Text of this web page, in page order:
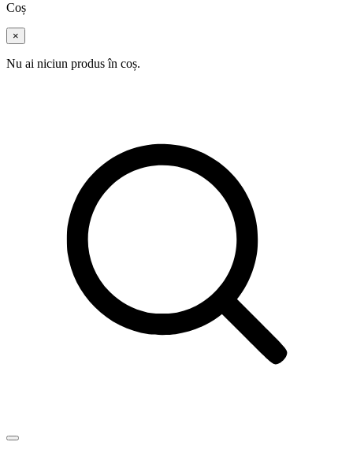
Coș
×
Nu ai niciun produs în coș.